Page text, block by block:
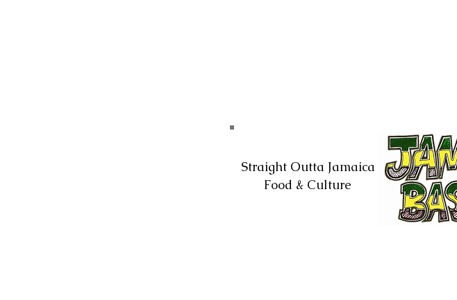
Straight Outta Jamaica
Food & Culture